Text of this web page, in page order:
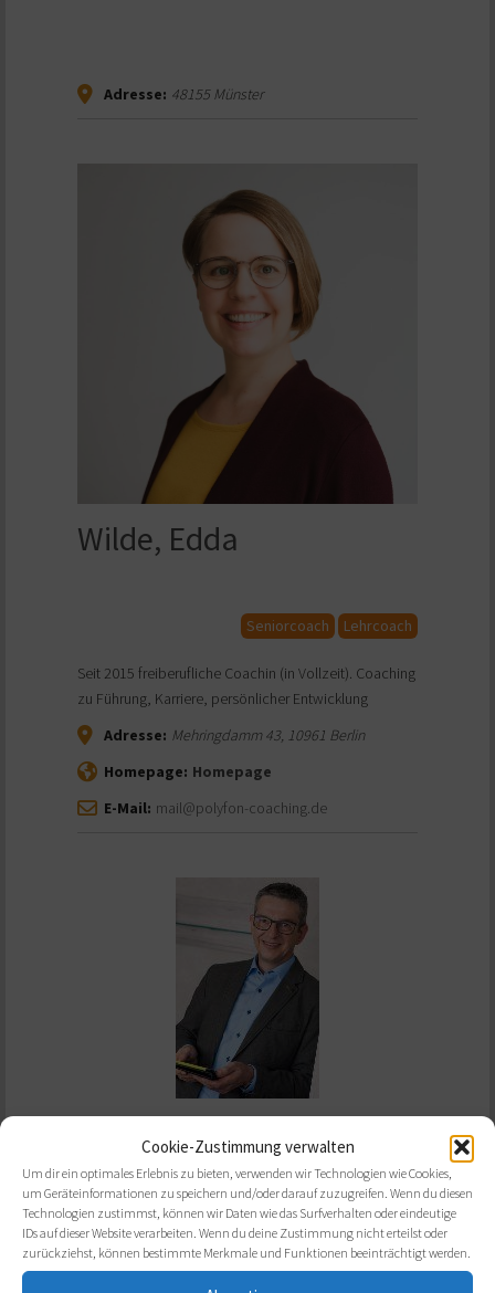
Cookie-Zustimmung verwalten
Um dir ein optimales Erlebnis zu bieten, verwenden wir Technologien wie Cookies,
um Geräteinformationen zu speichern und/oder darauf zuzugreifen. Wenn du diesen
Technologien zustimmst, können wir Daten wie das Surfverhalten oder eindeutige
IDs auf dieser Website verarbeiten. Wenn du deine Zustimmung nicht erteilst oder
zurückziehst, können bestimmte Merkmale und Funktionen beeinträchtigt werden.
Adresse: 48155Münster
Wilde, Edda
Seniorcoach Lehrcoach
Seit 2015 freiberufliche Coachin (in Vollzeit). Coaching
zu Führung, Karriere, persönlicher Entwicklung
Adresse: Mehringdamm 43, 10961 Berlin
Homepage: Homepage
E-Mail: mail@polyfon-coaching.de
Misch, Manfred
Seniorcoach Mastercoach Lehrcoach
Teamcoaching + Systemische Organisationsberatung